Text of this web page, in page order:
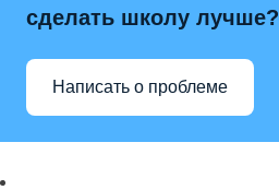
сделать школу лучше?
Написать о проблеме